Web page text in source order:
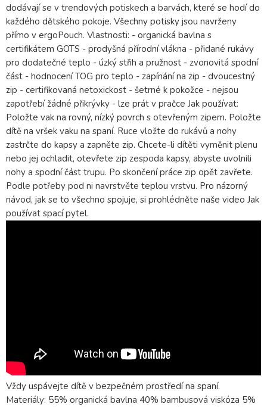
dodávají se v trendových potiskech a barvách, které se hodí do
každého dětského pokoje. Všechny potisky jsou navrženy
přímo v ergoPouch. Vlastnosti: - organická bavlna s
certifikátem GOTS - prodyšná přírodní vlákna - přidané rukávy
pro dodatečné teplo - úzký střih a pružnost - zvonovitá spodní
část - hodnocení TOG pro teplo - zapínání na zip - dvoucestný
zip - certifikovaná netoxickost - šetrné k pokožce - nejsou
zapotřebí žádné přikrývky - lze prát v pračce Jak používat:
Položte vak na rovný, nízký povrch s otevřeným zipem. Položte
dítě na vršek vaku na spaní. Ruce vložte do rukávů a nohy
zastrčte do kapsy a zapněte zip. Chcete-li dítěti vyměnit plenu
nebo jej ochladit, otevřete zip zespoda kapsy, abyste uvolnili
nohy a spodní část trupu. Po skončení práce zip opět zavřete.
Podle potřeby pod ni navrstvěte teplou vrstvu. Pro názorný
návod, jak se to všechno spojuje, si prohlédněte naše video Jak
používat spací pytel.
Vždy uspávejte dítě v bezpečném prostředí na spaní.
Materiály: 55% organická bavlna 40% bambusová viskóza 5%